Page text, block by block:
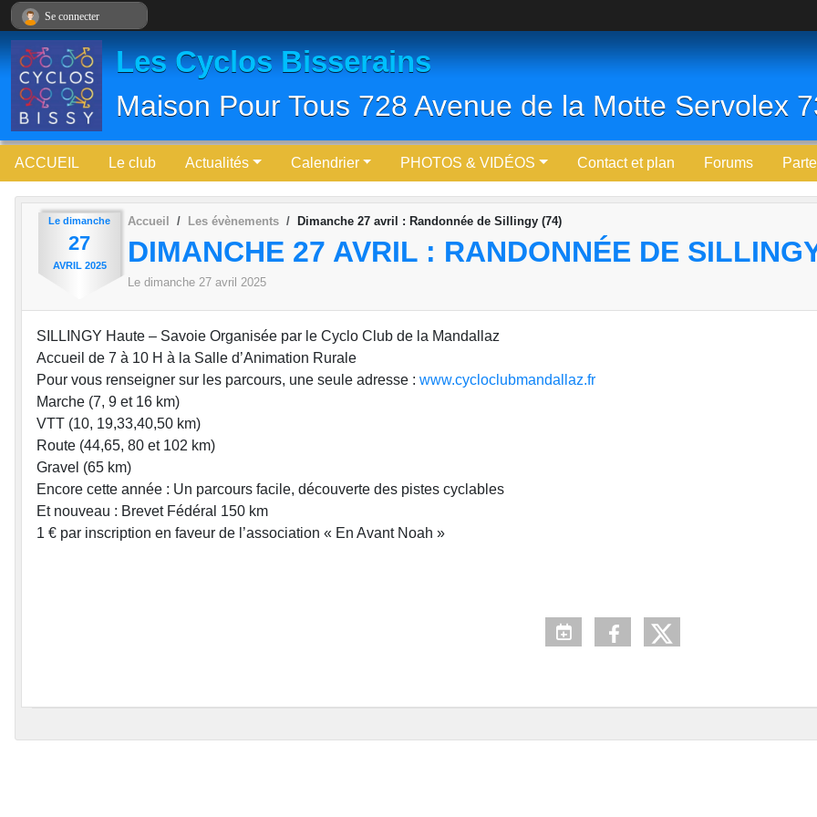
Les Cyclos Bisserains
Maison Pour Tous 728 Avenue de la Motte Servolex
ACCUEIL Le club Actualités Calendrier PHOTOS & VIDÉOS Contact et plan Forums
Le dimanche
27
AVRIL 2025
Accueil Les évènements Dimanche 27 avril : Randonnée de Sillingy (74)
DIMANCHE 27 AVRIL : RANDONNÉE DE
Le dimanche 27 avril 2025
SILLINGY Haute – Savoie Organisée par le Cyclo Club de la Mandallaz
Accueil de 7 à 10 H à la Salle d’Animation Rurale
Pour vous renseigner sur les parcours, une seule adresse : www.cycloclubmandallaz.fr
Marche (7, 9 et 16 km)
VTT (10, 19,33,40,50 km)
Route (44,65, 80 et 102 km)
Gravel (65 km)
Encore cette année : Un parcours facile, découverte des pistes cyclables
Et nouveau : Brevet Fédéral 150 km
1 € par inscription en faveur de l’association « En Avant Noah »
Se connecter
Panneau de gestion des cookies